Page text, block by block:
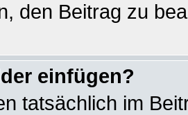
den Beitrag zu
einfügen?
tatsächlich im